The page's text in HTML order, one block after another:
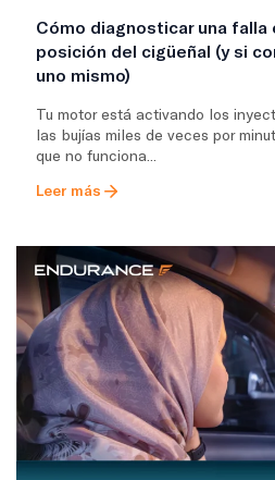
Cómo diagnosticar una falla
posición del cigüeñal (y si
uno mismo)
Tu motor está activando los
las bujías miles de veces por
que no funciona...
Leer más